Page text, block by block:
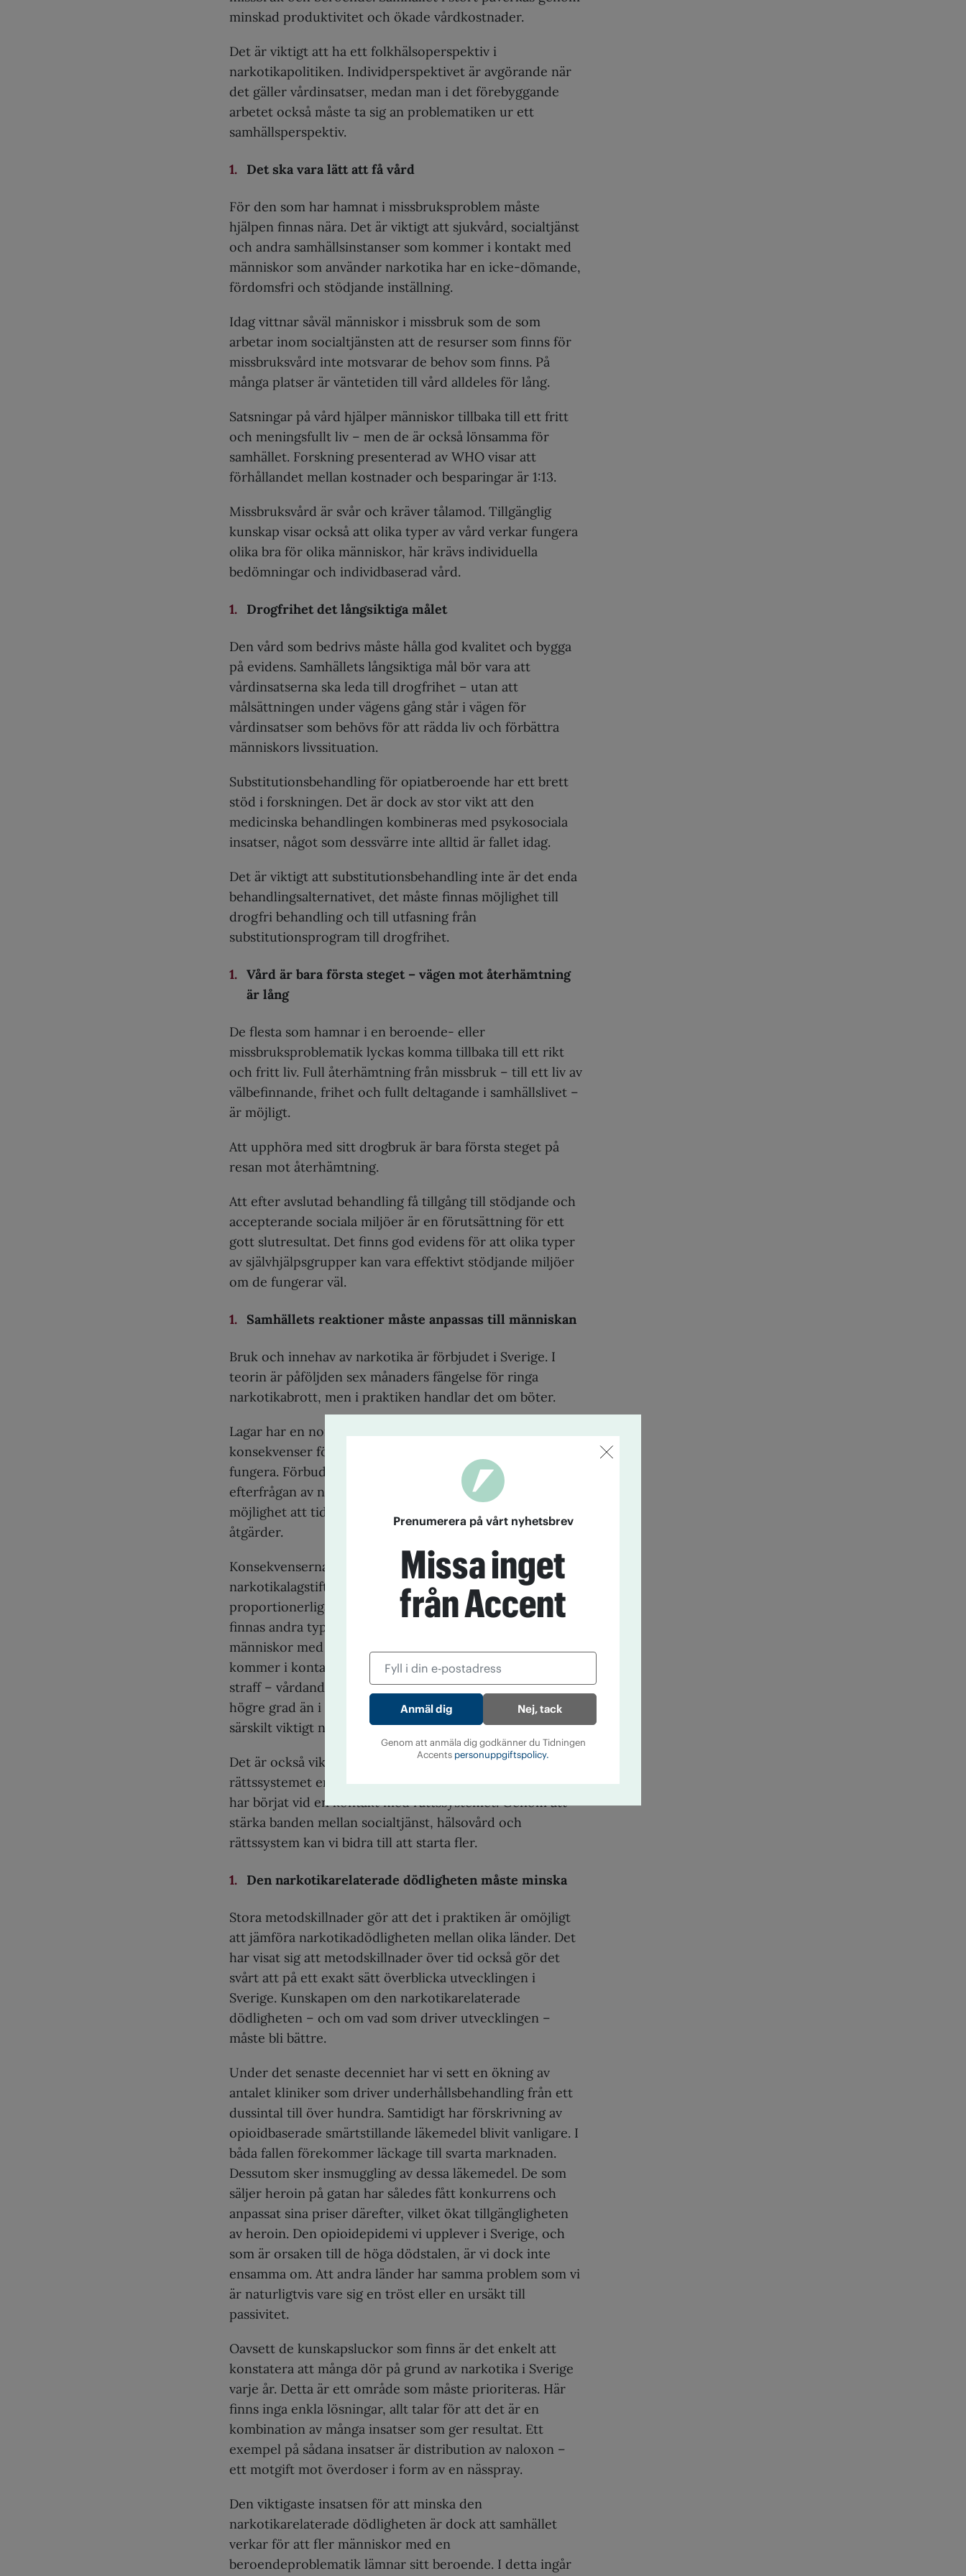
minskad produktivitet och ökade vårdkostnader.
Det är viktigt att ha ett folkhälsoperspektiv i
narkotikapolitiken. Individperspektivet är avgörande när
det gäller vårdinsatser, medan man i det förebyggande
arbetet också måste ta sig an problematiken ur ett
samhällsperspektiv.
Det ska vara lätt att få vård
För den som har hamnat i missbruksproblem måste
hjälpen finnas nära. Det är viktigt att sjukvård, socialtjänst
och andra samhällsinstanser som kommer i kontakt med
människor som använder narkotika har en icke-dömande,
fördomsfri och stödjande inställning.
Idag vittnar såväl människor i missbruk som de som
arbetar inom socialtjänsten att de resurser som finns för
missbruksvård inte motsvarar de behov som finns. På
många platser är väntetiden till vård alldeles för lång.
Satsningar på vård hjälper människor tillbaka till ett fritt
och meningsfullt liv – men de är också lönsamma för
samhället. Forskning presenterad av WHO visar att
förhållandet mellan kostnader och besparingar är 1:13.
Missbruksvård är svår och kräver tålamod. Tillgänglig
kunskap visar också att olika typer av vård verkar fungera
olika bra för olika människor, här krävs individuella
bedömningar och individbaserad vård.
Drogfrihet det långsiktiga målet
Den vård som bedrivs måste hålla god kvalitet och bygga
på evidens. Samhällets långsiktiga mål bör vara att
vårdinsatserna ska leda till drogfrihet – utan att
målsättningen under vägens gång står i vägen för
vårdinsatser som behövs för att rädda liv och förbättra
människors livssituation.
Substitutionsbehandling för opiatberoende har ett brett
stöd i forskningen. Det är dock av stor vikt att den
medicinska behandlingen kombineras med psykosociala
insatser, något som dessvärre inte alltid är fallet idag.
Det är viktigt att substitutionsbehandling inte är det enda
behandlingsalternativet, det måste finnas möjlighet till
drogfri behandling och till utfasning från
substitutionsprogram till drogfrihet.
Vård är bara första steget – vägen mot återhämtning
är lång
De flesta som hamnar i en beroende- eller
missbruksproblematik lyckas komma tillbaka till ett rikt
och fritt liv. Full återhämtning från missbruk – till ett liv av
välbefinnande, frihet och fullt deltagande i samhällslivet –
är möjligt.
Att upphöra med sitt drogbruk är bara första steget på
resan mot återhämtning.
Att efter avslutad behandling få tillgång till stödjande och
accepterande sociala miljöer är en förutsättning för ett
gott slutresultat. Det finns god evidens för att olika typer
av självhjälpsgrupper kan vara effektivt stödjande miljöer
om de fungerar väl.
Samhällets reaktioner måste anpassas till människan
Bruk och innehav av narkotika är förbjudet i Sverige. I
teorin är påföljden sex månaders fängelse för ringa
narkotikabrott, men i praktiken handlar det om böter.
Lagar har en normerande effekt och måste kopplas till
konsekvenser för den som bryter mot dem för att
fungera. Förbudet bidrar till att minska såväl utbud som
efterfrågan av narkotika, och ger dessutom samhället
möjlighet att tidigt upptäcka problem och sätta in
åtgärder.
Konsekvenserna för den som bryter mot
narkotikalagstiftningen måste vara rimliga och
proportionerliga till det brott som begåtts. Det måste
finnas andra typer av påföljder än böter och fängelse för
människor med missbruk- och beroendeproblem som
kommer i kontakt med rättsväsendet. Dessa alternativ till
straff – vårdande och sociala insatser av olika slag – bör i
högre grad än i dag användas när det är lämpligt. Detta är
särskilt viktigt när barn använder narkotika.
Det är också viktigt att utnyttja de möjligheter som
rättssystemet erbjuder. Många resor mot återhämtning
har börjat vid en kontakt med rättssystemet. Genom att
stärka banden mellan socialtjänst, hälsovård och
rättssystem kan vi bidra till att starta fler.
Den narkotikarelaterade dödligheten måste minska
Stora metodskillnader gör att det i praktiken är omöjligt
att jämföra narkotikadödligheten mellan olika länder. Det
har visat sig att metodskillnader över tid också gör det
svårt att på ett exakt sätt överblicka utvecklingen i
Sverige. Kunskapen om den narkotikarelaterade
dödligheten – och om vad som driver utvecklingen –
måste bli bättre.
Under det senaste decenniet har vi sett en ökning av
antalet kliniker som driver underhållsbehandling från ett
dussintal till över hundra. Samtidigt har förskrivning av
opioidbaserade smärtstillande läkemedel blivit vanligare. I
båda fallen förekommer läckage till svarta marknaden.
Dessutom sker insmuggling av dessa läkemedel. De som
säljer heroin på gatan har således fått konkurrens och
anpassat sina priser därefter, vilket ökat tillgängligheten
av heroin. Den opioidepidemi vi upplever i Sverige, och
som är orsaken till de höga dödstalen, är vi dock inte
ensamma om. Att andra länder har samma problem som vi
är naturligtvis vare sig en tröst eller en ursäkt till
passivitet.
Oavsett de kunskapsluckor som finns är det enkelt att
konstatera att många dör på grund av narkotika i Sverige
varje år. Detta är ett område som måste prioriteras. Här
finns inga enkla lösningar, allt talar för att det är en
kombination av många insatser som ger resultat. Ett
exempel på sådana insatser är distribution av naloxon –
ett motgift mot överdoser i form av en nässpray.
Den viktigaste insatsen för att minska den
narkotikarelaterade dödligheten är dock att samhället
verkar för att fler människor med en
beroendeproblematik lämnar sitt beroende. I detta ingår
Prenumerera på vårt nyhetsbrev
Missa inget
från Accent
Nej, tack
Genom att anmäla dig godkänner du Tidningen
Accents personuppgiftspolicy.